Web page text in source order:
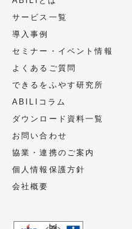
当社イベント、セミ
内
第三者への提供
頂いた個人情報は第
せん。
ただし、法令に基づ
体又は財産の保護の
ご本人の同意を取
本人様の同意なく個
行うことがあります
サービス一覧
導入事例
セミナー・イベント情報
よくあるご質問
できるをふやす研究所
ABILIコラム
ダウンロード資料一覧
お問い合わせ
協業・連携のご案内
個人情報保護方針
会社概要